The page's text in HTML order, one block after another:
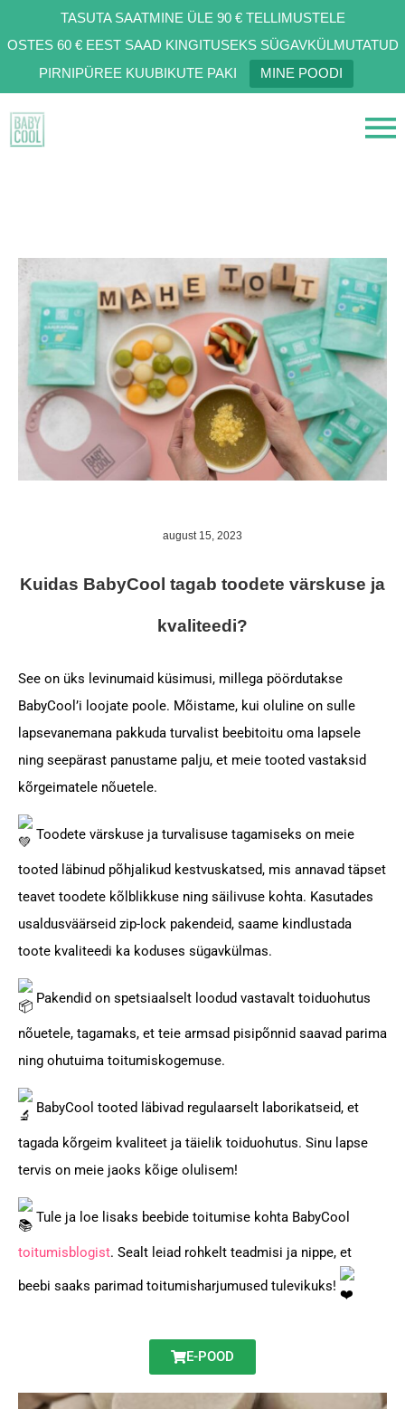
TASUTA SAATMINE ÜLE 90 € TELLIMUSTELE
OSTES 60 € EEST SAAD KINGITUSEKS SÜGAVKÜLMUTATUD
PIRNIPÜREE KUUBIKUTE PAKI
MINE POODI
august 15, 2023
Kuidas BabyCool tagab toodete värskuse ja
kvaliteedi?
See on üks levinumaid küsimusi, millega pöördutakse
BabyCool’i loojate poole. Mõistame, kui oluline on sulle
lapsevanemana pakkuda turvalist beebitoitu oma lapsele
ning seepärast panustame palju, et meie tooted vastaksid
kõrgeimatele nõuetele.
Toodete värskuse ja turvalisuse tagamiseks on meie
tooted läbinud põhjalikud kestvuskatsed, mis annavad täpset
teavet toodete kõlblikkuse ning säilivuse kohta. Kasutades
usaldusväärseid zip-lock pakendeid, saame kindlustada
toote kvaliteedi ka koduses sügavkülmas.
Pakendid on spetsiaalselt loodud vastavalt toiduohutus
nõuetele, tagamaks, et teie armsad pisipõnnid saavad parima
ning ohutuima toitumiskogemuse.
BabyCool tooted läbivad regulaarselt laborikatseid, et
tagada kõrgeim kvaliteet ja täielik toiduohutus. Sinu lapse
tervis on meie jaoks kõige olulisem!
Tule ja loe lisaks beebide toitumise kohta BabyCool
toitumisblogist. Sealt leiad rohkelt teadmisi ja nippe, et
beebi saaks parimad toitumisharjumused tulevikuks!
E-POOD